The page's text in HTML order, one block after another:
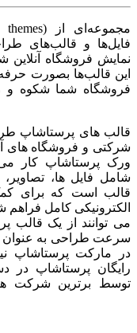
فایل‌ها و قالب‌های
نمایش فروشگاه
این قالب‌ها بصورت
فروشگاه شما شکوه و
قالب های پرستاشاپ
شرکتی و فروشگاه های
ورک پرستاشاپ کار
شامل فایل ها،
قالب است که برای
الکترونیکی کامل
می توانند از یک
سرعت طراحی به عنوان
در مارکت پرستاشاپ
رایگان پرستاشاپ
توسط برترین شرکت